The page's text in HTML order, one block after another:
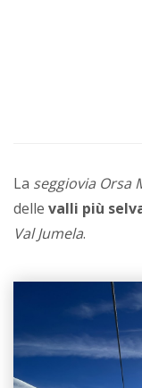
La seggiovia Orsa
delle valli più
Val Jumela.